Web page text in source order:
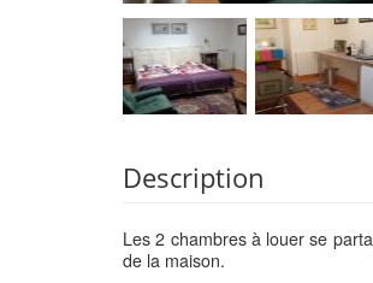
Description
Les 2 chambres à louer se
de la maison.